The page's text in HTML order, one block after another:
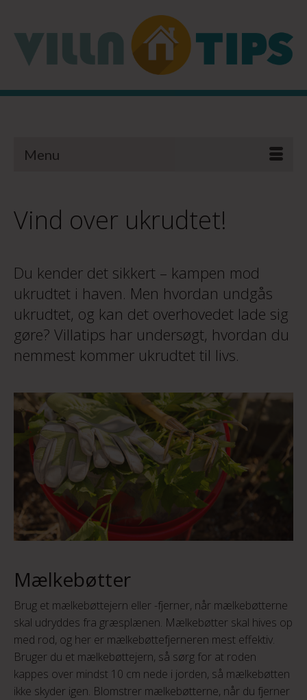
Menu
Vind over ukrudtet!
Du kender det sikkert – kampen mod
ukrudtet i haven. Men hvordan undgås
ukrudtet, og kan det overhovedet lade sig
gøre? Villatips har undersøgt, hvordan du
nemmest kommer ukrudtet til livs.
Mælkebøtter
Brug et mælkebøttejern eller -fjerner, når mælkebøtterne
skal udryddes fra græsplænen. Mælkebøtter skal hives op
med rod, og her er mælkebøttefjerneren mest effektiv.
Bruger du et mælkebøttejern, så sørg for at roden
kappes over mindst 10 cm nede i jorden, så mælkebøtten
ikke skyder igen. Blomstrer mælkebøtterne, når du fjerner